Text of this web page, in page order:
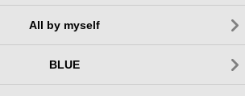
All by myself
BLUE